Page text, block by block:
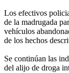
Los efectivos
de la madrugada
vehículos
de los hechos
Se continúan las
del alijo de droga